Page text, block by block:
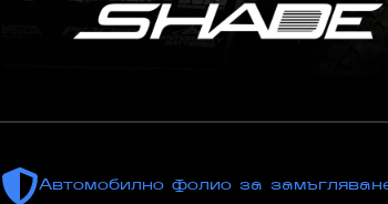
Автомобилно фолио за